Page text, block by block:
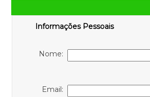
Informações Pessoais
Nome:
Email: